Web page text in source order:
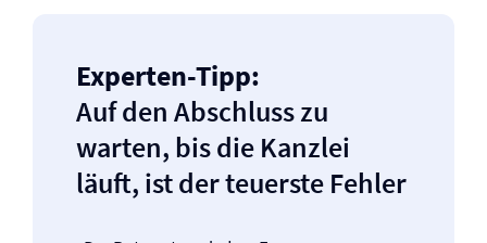
Experten-Tipp:
Auf den Abschluss zu
warten, bis die Kanzlei
läuft, ist der teuerste Fehler